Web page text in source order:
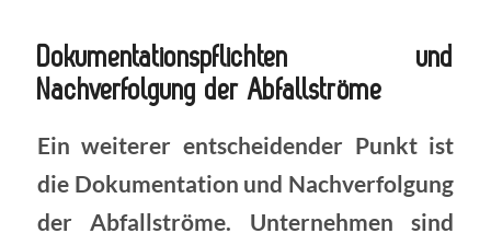
Dokumentationspflichten und
Nachverfolgung der Abfallströme
Ein weiterer entscheidender Punkt ist
die Dokumentation und Nachverfolgung
der Abfallströme. Unternehmen sind